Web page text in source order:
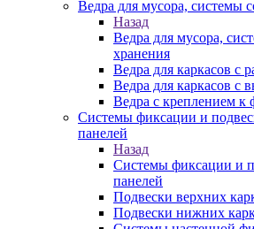
Ведра для мусора, системы
Назад
Ведра для мусора,
хранения
Ведра для каркасов с
Ведра для каркасов
Ведра с креплением к
Системы фиксации и
панелей
Назад
Системы фиксации и
панелей
Подвески верхних
Подвески нижних